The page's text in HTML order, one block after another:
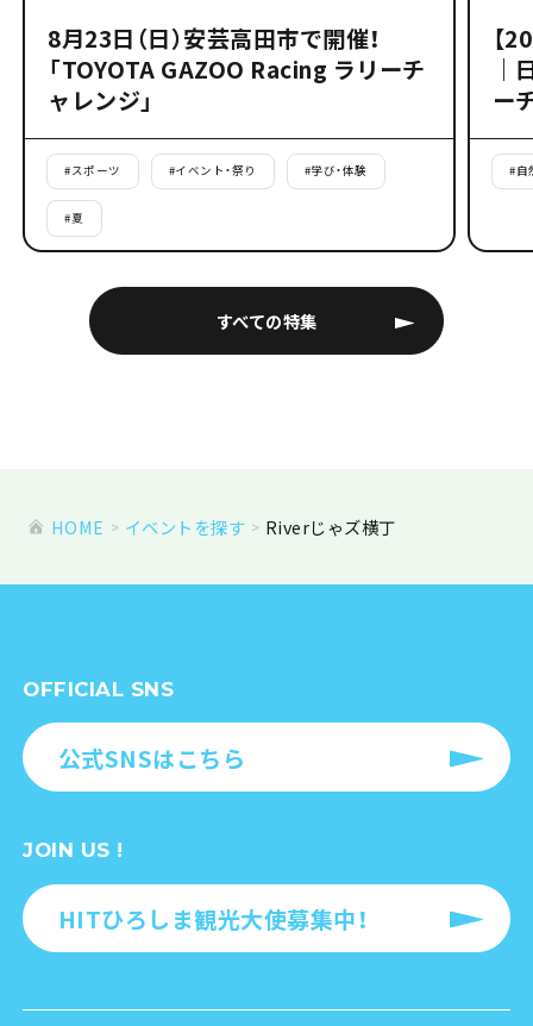
すべての特集
8月23日（日）安芸高田市で開催！
「TOYOTA GAZOO Racing ラリーチ
ャレンジ」
#スポーツ #イベント・祭り #学び・体験
#夏
【
｜
ー
#自
HOME イベントを探す Riverじゃズ横丁
OFFICIAL SNS
公式SNSはこちら
JOIN US !
HITひろしま観光大使募集中！